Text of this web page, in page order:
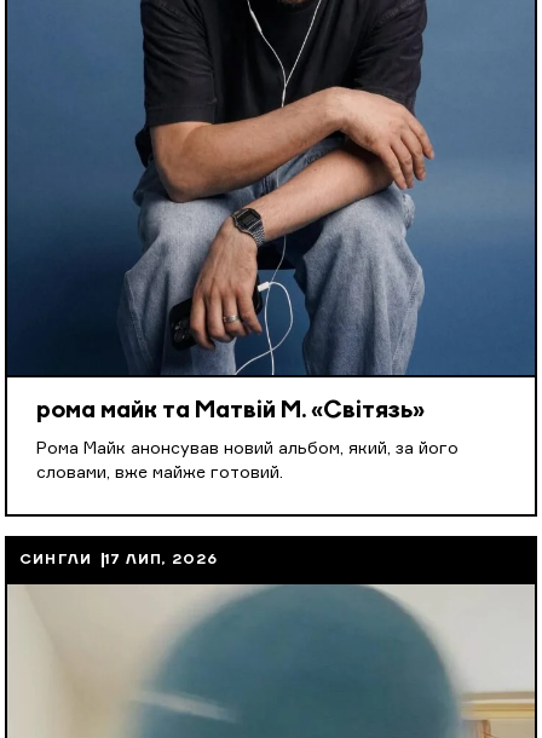
рома майк та Матвій М. «Світязь»
Рома Майк анонсував новий альбом, який, за його
словами, вже майже готовий.
СИНГЛИ 17 ЛИП, 2026